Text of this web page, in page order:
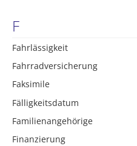
F
Fahrlässigkeit
Fahrradversicherung
Faksimile
Fälligkeitsdatum
Familienangehörige
Finanzierung